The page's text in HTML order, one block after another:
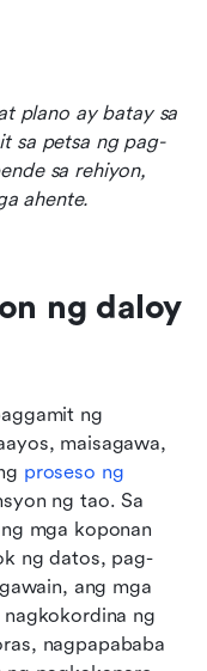
plano ay batay sa
sa petsa ng pag-
sa rehiyon,
ahente.
ng daloy
ng
maisagawa,
proseso ng
ng tao. Sa
mga koponan
ng datos, pag-
ang mga
ng
nagpapababa